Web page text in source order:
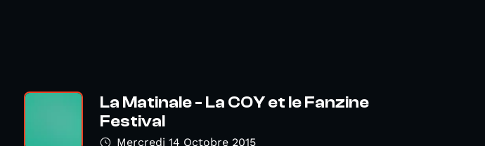
La Matinale - La COY et le Fanzine
Festival
Mercredi 14 Octobre 2015